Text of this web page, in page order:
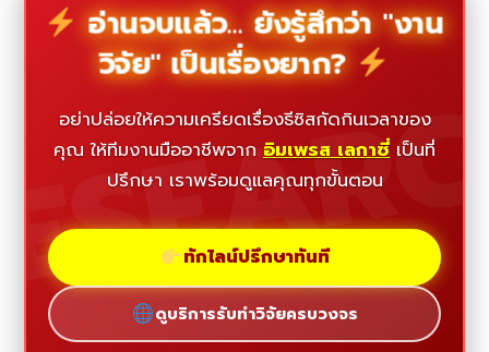
อ่านจบแล้ว... ยังรู้สึกว่า "งาน
วิจัย" เป็นเรื่องยาก?
อย่าปล่อยให้ความเครียดเรื่องธีซิสกัดกินเวลาของ
คุณ ให้ทีมงานมืออาชีพจาก อิมเพรส เลกาซี่ เป็นที่
ปรึกษา เราพร้อมดูแลคุณทุกขั้นตอน
ทักไลน์ปรึกษาทันที
ดูบริการรับทำวิจัยครบวงจร